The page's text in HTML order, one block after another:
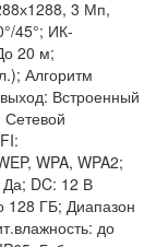
3 Мп,
45°; ИК-
20 м;
Алгоритм
Встроенный
WPA, WPA2;
Да; DC: 12 В
128 ГБ; Диапазон
до